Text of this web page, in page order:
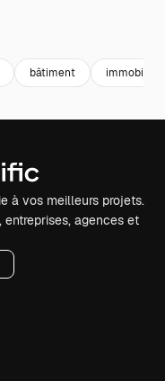
bâtiment immobilier
à vos meilleurs projets.
entreprises, agences et